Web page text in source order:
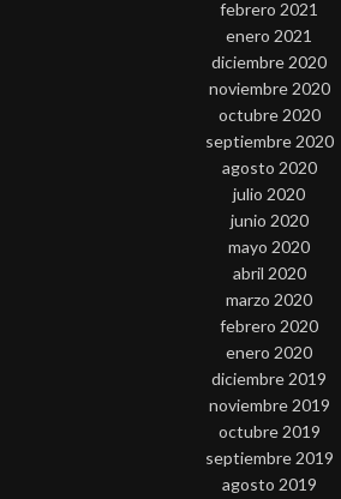
febrero 2021
enero 2021
diciembre 2020
noviembre 2020
octubre 2020
septiembre 2020
agosto 2020
julio 2020
junio 2020
mayo 2020
abril 2020
marzo 2020
febrero 2020
enero 2020
diciembre 2019
noviembre 2019
octubre 2019
septiembre 2019
agosto 2019